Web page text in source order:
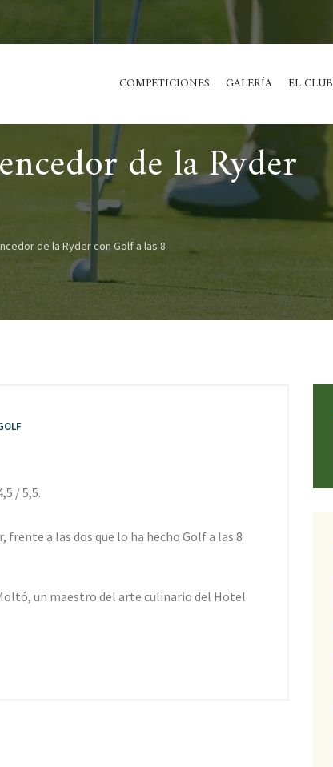
COMPETICIONES GALERÍA EL CLUB
de la Ryder
de la Ryder con Golf a las 8
/ 5,5.
frente a las dos que lo ha hecho Golf a las 8
un maestro del arte culinario del Hotel